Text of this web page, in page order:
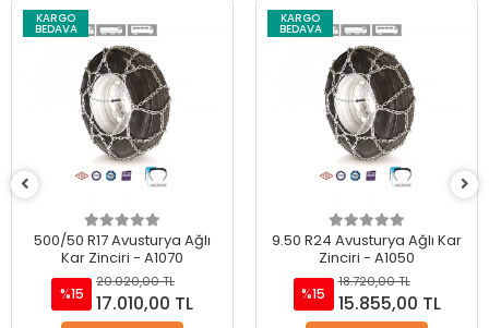
KARGO
BEDAVA
9.50 R24 Avusturya Ağlı Kar
Zinciri - A1050
%15
18.720,00 TL
15.855,00 TL
KARGO
BEDAVA
325/80 R20 Avusturya Ağlı
Kar Zinciri - A1050
%15
18.720,00 TL
15.855,00 TL